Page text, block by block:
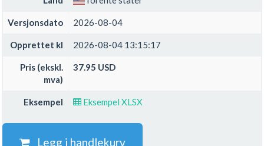
Versjonsdato 2026-08-04
Opprettet kl 2026-08-04 13:15:17
Pris (ekskl.
mva)
37.95 USD
Eksempel Eksempel XLSX
Legg i handlekurv